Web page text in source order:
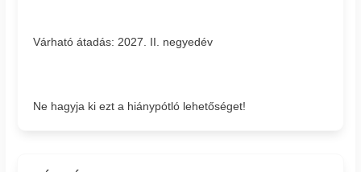
Várható átadás: 2027. II. negyedév
Ne hagyja ki ezt a hiánypótló lehetőséget!